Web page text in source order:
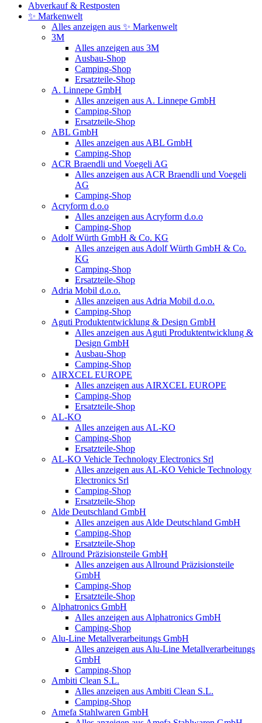
Abverkauf & Restposten
✨ Markenwelt
Alles anzeigen aus ✨ Markenwelt
3M
Alles anzeigen aus 3M
Ausbau-Shop
Camping-Shop
Ersatzteile-Shop
A. Linnepe GmbH
Alles anzeigen aus A. Linnepe GmbH
Camping-Shop
Ersatzteile-Shop
ABL GmbH
Alles anzeigen aus ABL GmbH
Camping-Shop
ACR Braendli und Voegeli AG
Alles anzeigen aus ACR Braendli und Voegeli
AG
Camping-Shop
Acryform d.o.o
Alles anzeigen aus Acryform d.o.o
Camping-Shop
Adolf Würth GmbH & Co. KG
Alles anzeigen aus Adolf Würth GmbH & Co.
KG
Camping-Shop
Ersatzteile-Shop
Adria Mobil d.o.o.
Alles anzeigen aus Adria Mobil d.o.o.
Camping-Shop
Aguti Produktentwicklung & Design GmbH
Alles anzeigen aus Aguti Produktentwicklung &
Design GmbH
Ausbau-Shop
Camping-Shop
AIRXCEL EUROPE
Alles anzeigen aus AIRXCEL EUROPE
Camping-Shop
Ersatzteile-Shop
AL-KO
Alles anzeigen aus AL-KO
Camping-Shop
Ersatzteile-Shop
AL-KO Vehicle Technology Electronics Srl
Alles anzeigen aus AL-KO Vehicle Technology
Electronics Srl
Camping-Shop
Ersatzteile-Shop
Alde Deutschland GmbH
Alles anzeigen aus Alde Deutschland GmbH
Camping-Shop
Ersatzteile-Shop
Allround Präzisionsteile GmbH
Alles anzeigen aus Allround Präzisionsteile
GmbH
Camping-Shop
Ersatzteile-Shop
Alphatronics GmbH
Alles anzeigen aus Alphatronics GmbH
Camping-Shop
Alu-Line Metallverarbeitungs GmbH
Alles anzeigen aus Alu-Line Metallverarbeitungs
GmbH
Camping-Shop
Ambiti Clean S.L.
Alles anzeigen aus Ambiti Clean S.L.
Camping-Shop
Amefa Stahlwaren GmbH